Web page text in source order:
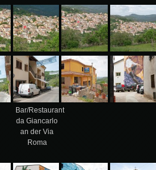
Bar/Restaurant
da Giancarlo
an der Via
Roma